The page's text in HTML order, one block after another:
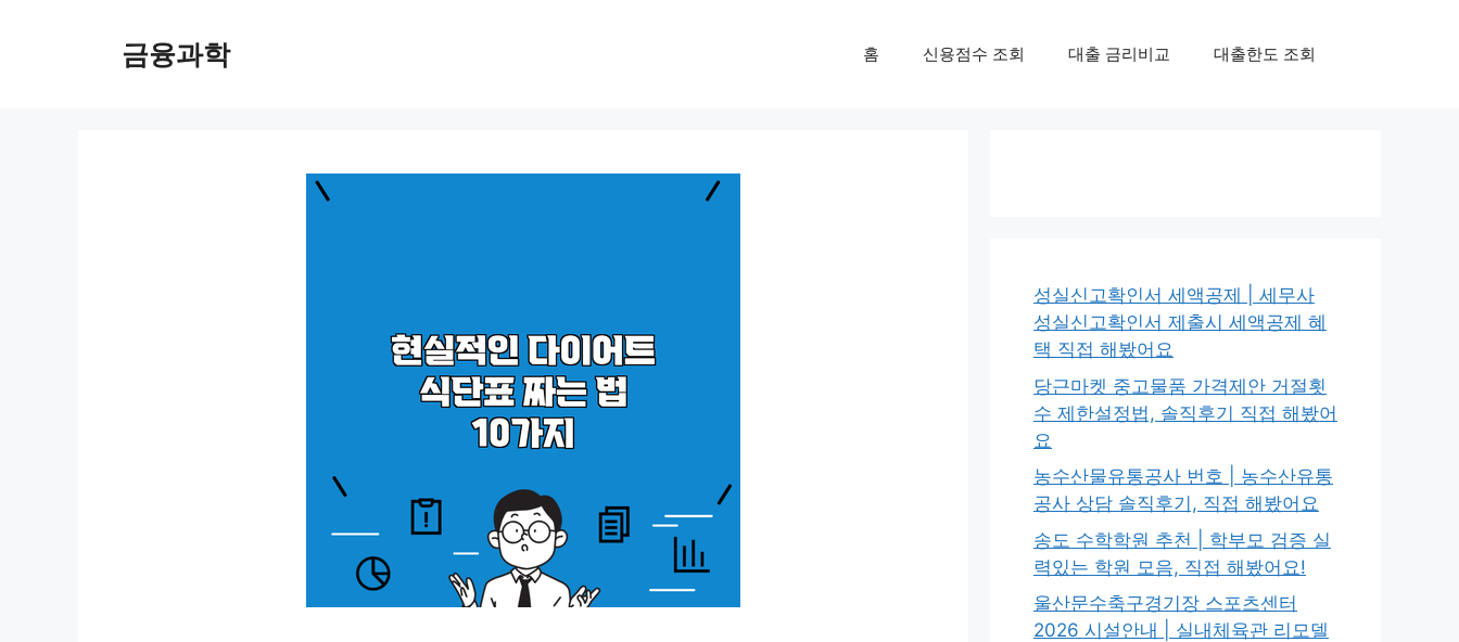
금융과학 홈 신용점수 조회 대출 금리비교 대출한도 조회
성실신고확인서 세액공제 | 세무사
성실신고확인서 제출시 세액공제 혜
택 직접 해봤어요
당근마켓 중고물품 가격제안 거절횟
수 제한설정법, 솔직후기 직접 해봤어
요
농수산물유통공사 번호 | 농수산유통
공사 상담 솔직후기, 직접 해봤어요
송도 수학학원 추천 | 학부모 검증 실
력있는 학원 모음, 직접 해봤어요!
울산문수축구경기장 스포츠센터
2026 시설안내 | 실내체육관 리모델